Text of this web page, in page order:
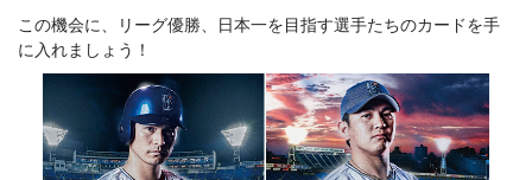
この機会に、リーグ優勝、日本一を目指す選手たちのカードを手
に入れましょう！